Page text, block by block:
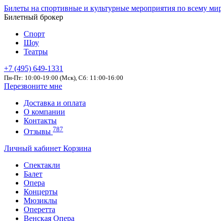
Билеты на спортивные и культурные мероприятия по всему
Билетный брокер
Спорт
Шоу
Театры
+7 (495) 649-1331
Пн-Пт: 10:00-19:00 (Мск), Сб: 11:00-16:00
Перезвоните мне
Доставка и оплата
О компании
Контакты
Отзывы 787
Личный кабинет Корзина
Спектакли
Балет
Опера
Концерты
Мюзиклы
Оперетта
Венская Опера